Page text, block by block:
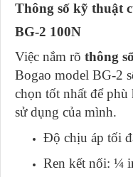
Thông số kỹ thuật
BG-2 100N
Việc nắm rõ thông
Bogao model BG-2
chọn tốt nhất để
sử dụng của mình.
Độ chịu áp tối
Ren kết nối: ¼